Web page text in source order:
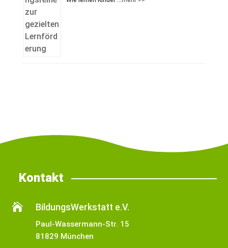
Kontakt
 BildungsWerkstatt e.V.
Paul-Wassermann-Str. 15
81829 München